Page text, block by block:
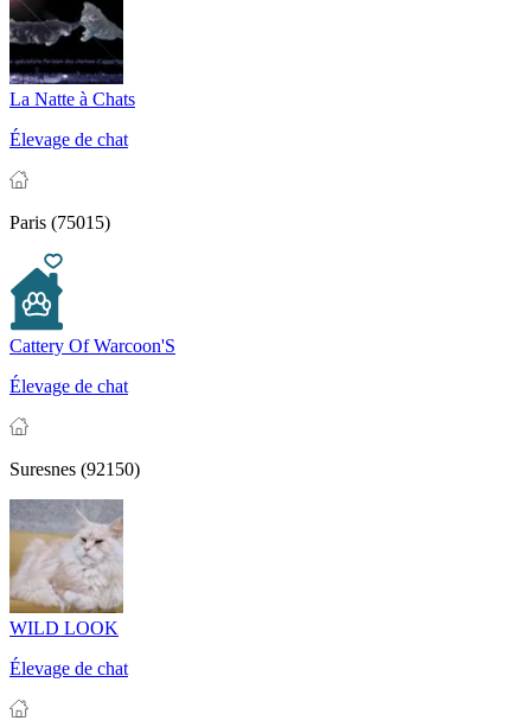
La Natte à Chats
Élevage de chat
Paris (75015)
Cattery Of Warcoon'S
Élevage de chat
Suresnes (92150)
WILD LOOK
Élevage de chat